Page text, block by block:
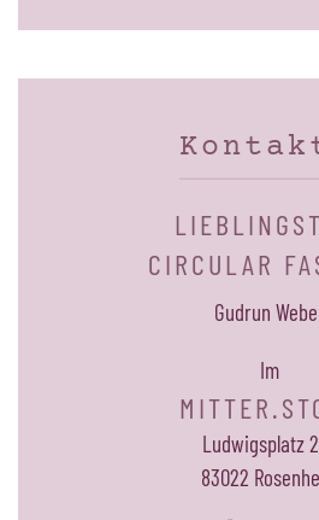
CIRCULAR
Gudrun
Im
Ludwigsplatz
83022